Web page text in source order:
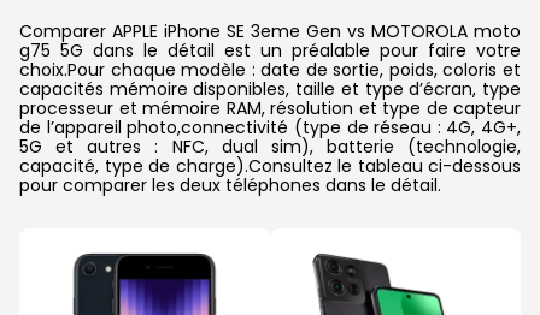
Comparer APPLE iPhone SE 3eme Gen vs MOTOROLA moto
g75 5G dans le détail est un préalable pour faire votre
choix.Pour chaque modèle : date de sortie, poids, coloris et
capacités mémoire disponibles, taille et type d’écran, type
processeur et mémoire RAM, résolution et type de capteur
de l’appareil photo,connectivité (type de réseau : 4G, 4G+,
5G et autres : NFC, dual sim), batterie (technologie,
capacité, type de charge).Consultez le tableau ci-dessous
pour comparer les deux téléphones dans le détail.